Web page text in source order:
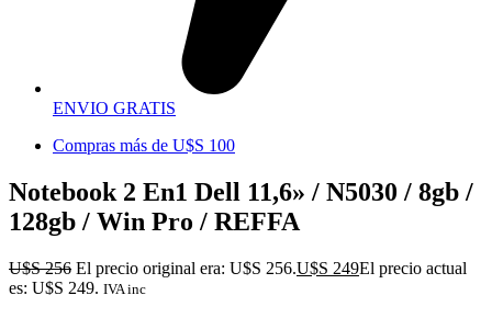
ENVIO GRATIS
Compras más de U$S 100
Notebook 2 En1 Dell 11,6» / N5030 / 8gb /
128gb / Win Pro / REFFA
U$S256 El precio original era: U$S 256.U$S 249El precio actual
es: U$S 249. IVA inc